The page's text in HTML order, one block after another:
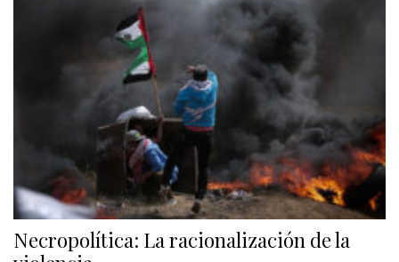
Necropolítica: La racionalización de la